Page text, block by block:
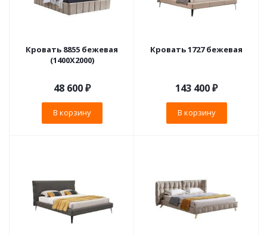
Кровать 8855 бежевая
(1400X2000)
48 600₽
В корзину
Кровать 1727 бежевая
143 400₽
В корзину